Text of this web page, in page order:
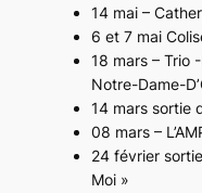
14 mai –
6 et 7 mai
18 mars – Trio
Notre-Dame-
14 mars sortie
08 mars –
24 février
Moi »